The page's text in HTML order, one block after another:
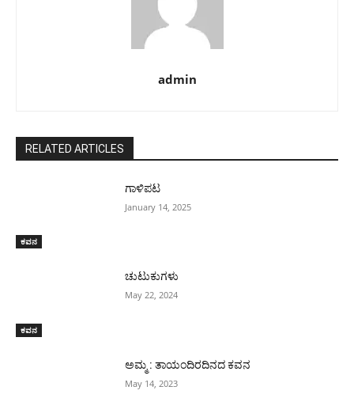
admin
RELATED ARTICLES
ಕವನ
ಗಾಳಿಪಟ
January 14, 2025
ಕವನ
ಚುಟುಕುಗಳು
May 22, 2024
ಅಮ್ಮ : ತಾಯಂದಿರದಿನದ ಕವನ
May 14, 2023